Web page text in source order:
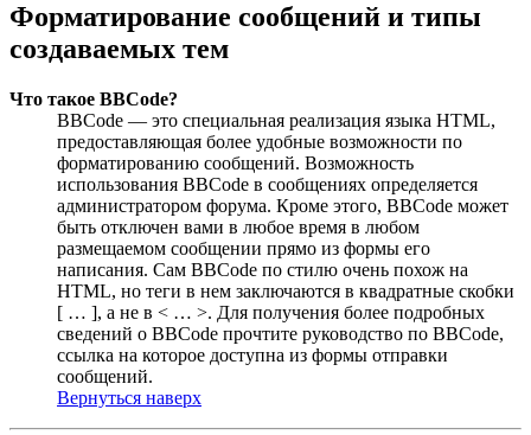
Форматирование сообщений и типы
создаваемых тем
Что такое BBCode?
BBCode — это специальная реализация языка HTML,
предоставляющая более удобные возможности по
форматированию сообщений. Возможность
использования BBCode в сообщениях определяется
администратором форума. Кроме этого, BBCode может
быть отключен вами в любое время в любом
размещаемом сообщении прямо из формы его
написания. Сам BBCode по стилю очень похож на
HTML, но теги в нем заключаются в квадратные скобки
[ … ], а не в < … >. Для получения более подробных
сведений о BBCode прочтите руководство по BBCode,
ссылка на которое доступна из формы отправки
сообщений.
Вернуться наверх